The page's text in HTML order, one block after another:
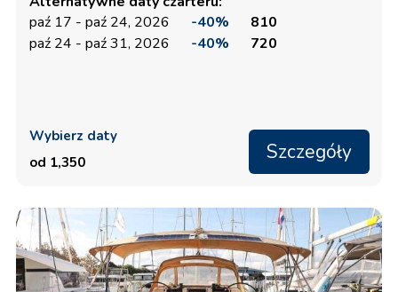
paź 17 - paź 24, 2026
-40%
810
paź 24 - paź 31, 2026
-40% 720
Wybierz daty
od 1,350
Szczegóły